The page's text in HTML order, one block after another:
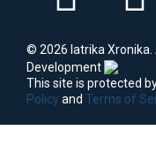
© 2026 Iatrika Xronika.
Development
This site is protected
Policy and Terms of